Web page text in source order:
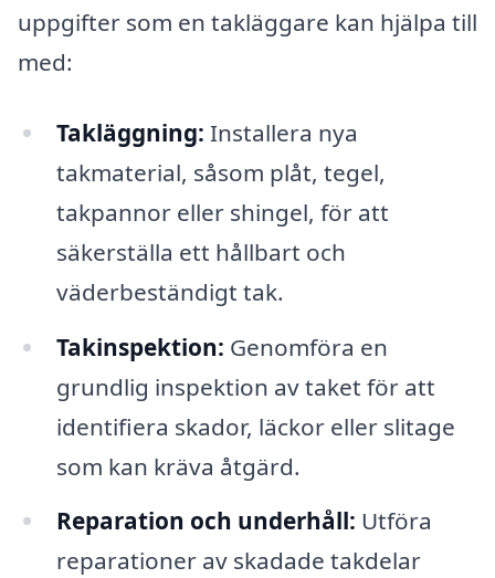
uppgifter som en takläggare kan hjälpa till
med:
Takläggning: Installera nya
takmaterial, såsom plåt, tegel,
takpannor eller shingel, för att
säkerställa ett hållbart och
väderbeständigt tak.
Takinspektion: Genomföra en
grundlig inspektion av taket för att
identifiera skador, läckor eller slitage
som kan kräva åtgärd.
Reparation och underhåll: Utföra
reparationer av skadade takdelar